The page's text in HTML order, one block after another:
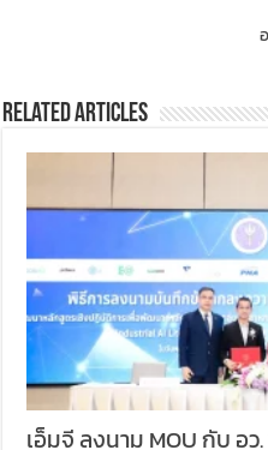
Related Articles
เอ็มจี ลงนาม MOU กับ อ